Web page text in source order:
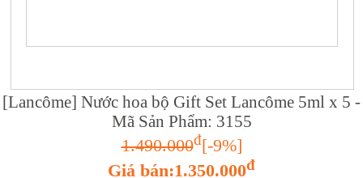
[Lancôme] Nước hoa bộ Gift Set Lancôme 5ml x 5 -
Mã Sản Phẩm: 3155
1.490.000đ[-9%]
Giá bán:1.350.000đ